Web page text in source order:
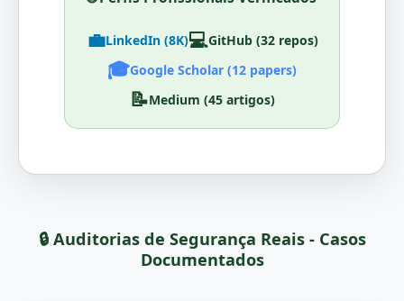
💼LinkedIn (8K)💻GitHub (32 repos)
🎓Google Scholar (12 papers)
📝Medium (45 artigos)
🔒 Auditorias de Segurança Reais - Casos
Documentados